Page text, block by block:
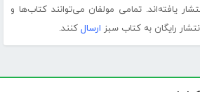
یافته‌اند. تمامی مولفان می‌توانند کتاب‌ها و
رایگان به کتاب سبز ارسال کنند.